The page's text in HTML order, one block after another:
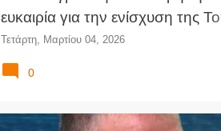
ευκαιρία για την ενίσχυση της
Αυτοδιοίκησης
Τετάρτη, Μαρτίου 04, 2026
0